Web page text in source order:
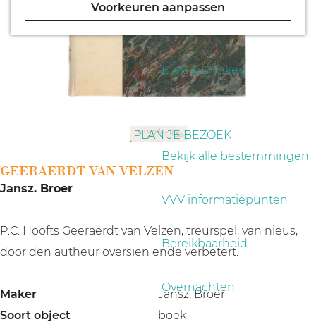
Voorkeuren aanpassen
Eten & Drinken
PLAN JE BEZOEK
Bekijk alle bestemmingen
VVV informatiepunten
Bereikbaarheid
Overnachten
GEERAERDT VAN VELZEN
Jansz. Broer
P.C. Hoofts Geeraerdt van Velzen, treurspel; van nieus,
door den autheur oversien ende verbetert.
Maker
Jansz. Broer
Soort object
boek